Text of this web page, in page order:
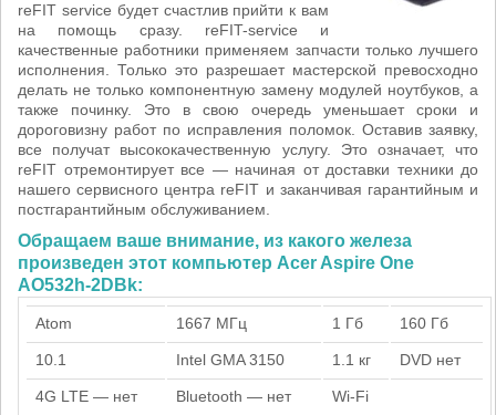
reFIT service будет счастлив прийти к вам
на помощь сразу. reFIT-service и
качественные работники применяем запчасти только лучшего
исполнения. Только это разрешает мастерской превосходно
делать не только компонентную замену модулей ноутбуков, а
также починку. Это в свою очередь уменьшает сроки и
дороговизну работ по исправления поломок. Оставив заявку,
все получат высококачественную услугу. Это означает, что
reFIT отремонтирует все — начиная от доставки техники до
нашего сервисного центра reFIT и заканчивая гарантийным и
постгарантийным обслуживанием.
Обращаем ваше внимание, из какого железа
произведен этот компьютер Acer Aspire One
AO532h-2DBk:
Atom 1667 МГц 1 Гб 160 Гб
10.1 Intel GMA 3150 1.1 кг DVD нет
4G LTE — нет Bluetooth — нет Wi-Fi